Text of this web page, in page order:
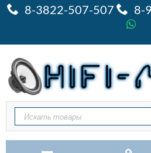
8-3822-507-507 8-